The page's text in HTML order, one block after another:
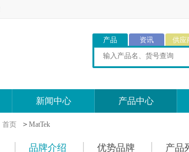
产品 资讯 供应
新闻中心 产品中心
首页 > MatTek
品牌介绍 优势品牌 产品